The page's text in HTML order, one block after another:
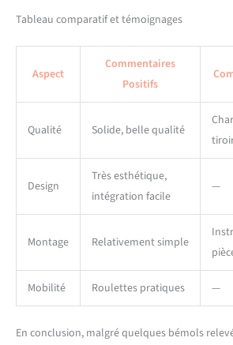
salle à manger
de bar dans le
peut satisfaire
quotidiens.
le matériel
terminer
pouvez
assembler le
suivant les
outre, la
peinture
aérosol vous
nettoyer
pouvez le
effort avec un
Tableau comparatif et témoignages
Aspect
Commentaires
Positifs
Qualité Solide, belle qualité
Design
Très esthétique,
intégration facile
—
Montage Relativement simple
Mobilité Roulettes pratiques —
En conclusion, malgré quelques bémols